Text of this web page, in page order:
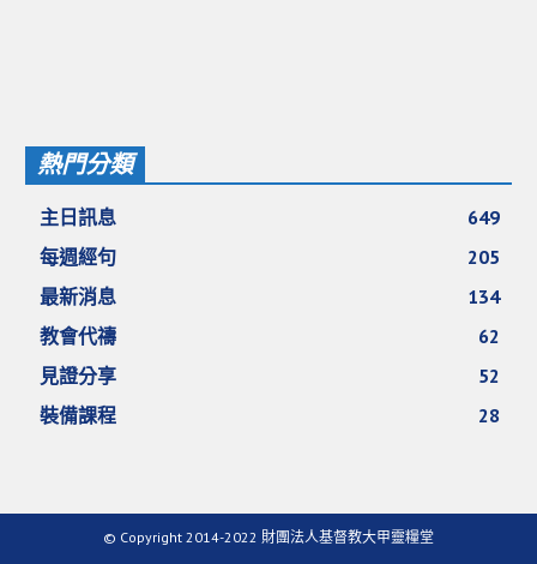
活動影音_2019年
活動影音_2018年
活動影音_2017年
活動影音_2016年
愛加倍協會介紹
熱門分類
主日訊息
649
每週經句
205
最新消息
134
教會代禱
62
見證分享
52
裝備課程
28
© Copyright 2014-2022 財團法人基督教大甲靈糧堂